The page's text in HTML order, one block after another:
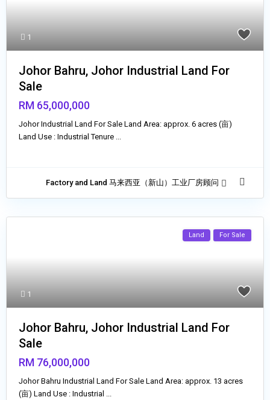
1
Johor Bahru, Johor Industrial Land For
Sale
RM 65,000,000
Johor Industrial Land For Sale Land Area: approx. 6 acres (亩)
Land Use : Industrial Tenure
Factory and Land 马来西亚（新山）工业厂房顾问
1
Land For Sale
Johor Bahru, Johor Industrial Land For
Sale
RM 76,000,000
Johor Bahru Industrial Land For Sale Land Area: approx. 13 acres
(亩) Land Use : Industrial